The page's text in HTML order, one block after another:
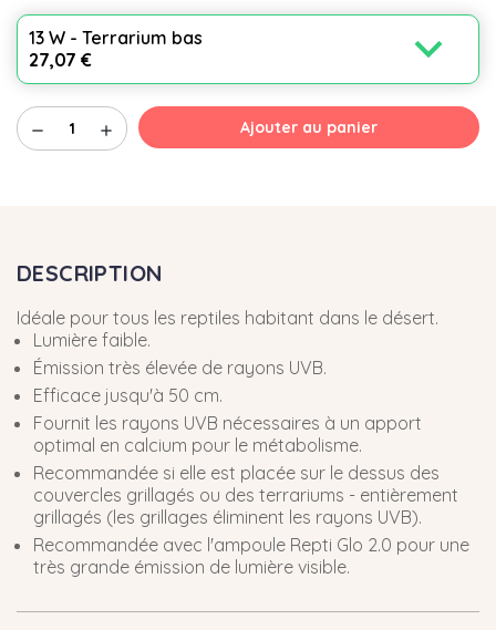
13 W - Terrarium bas
27,07 €
expand_more
remove add Ajouter au panier
DESCRIPTION
Idéale pour tous les reptiles habitant dans le désert.
Lumière faible.
Émission très élevée de rayons UVB.
Efficace jusqu'à 50 cm.
Fournit les rayons UVB nécessaires à un apport
optimal en calcium pour le métabolisme.
Recommandée si elle est placée sur le dessus des
couvercles grillagés ou des terrariums - entièrement
grillagés (les grillages éliminent les rayons UVB).
Recommandée avec l'ampoule Repti Glo 2.0 pour une
très grande émission de lumière visible.